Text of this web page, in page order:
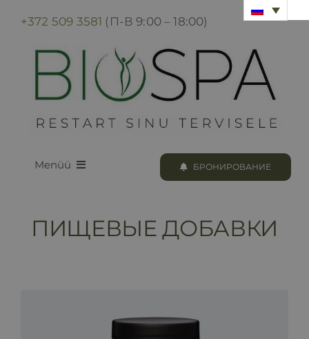
content
+372 509 3581 (П-В 9:00 – 18:00)
Menüü БРОНИРОВАНИЕ
ПИЩЕВЫЕ ДОБАВКИ